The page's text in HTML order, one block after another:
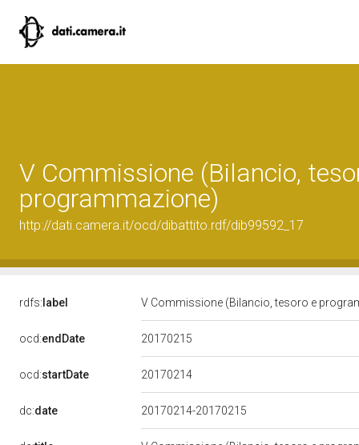
V Commissione (Bilancio,
programmazione)
http://dati.camera.it/ocd/dibattito.rdf/dib99592_17
rdfs: label V Commissione (Bilancio, tesoro e
ocd:endDate 20170215
ocd:startDate 20170214
dc:date 20170214-20170215